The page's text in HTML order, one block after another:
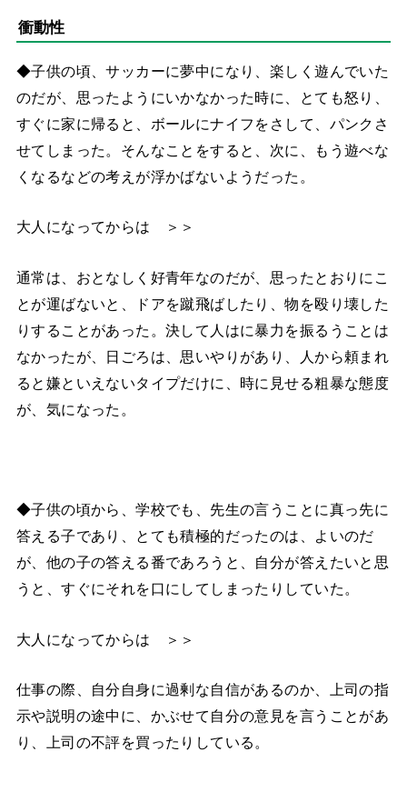
衝動性
◆子供の頃、サッカーに夢中になり、楽しく遊んでいた
のだが、思ったようにいかなかった時に、とても怒り、
すぐに家に帰ると、ボールにナイフをさして、パンクさ
せてしまった。そんなことをすると、次に、もう遊べな
くなるなどの考えが浮かばないようだった。
大人になってからは ＞＞
通常は、おとなしく好青年なのだが、思ったとおりにこ
とが運ばないと、ドアを蹴飛ばしたり、物を殴り壊した
りすることがあった。決して人はに暴力を振るうことは
なかったが、日ごろは、思いやりがあり、人から頼まれ
ると嫌といえないタイプだけに、時に見せる粗暴な態度
が、気になった。
◆子供の頃から、学校でも、先生の言うことに真っ先に
答える子であり、とても積極的だったのは、よいのだ
が、他の子の答える番であろうと、自分が答えたいと思
うと、すぐにそれを口にしてしまったりしていた。
大人になってからは ＞＞
仕事の際、自分自身に過剰な自信があるのか、上司の指
示や説明の途中に、かぶせて自分の意見を言うことがあ
り、上司の不評を買ったりしている。